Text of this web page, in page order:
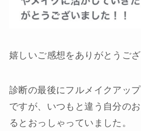
嬉しいご感想をありがとうご
診断の最後にフルメイクアッ
ですが、いつもと違う自分の
るとおっしゃっていました。